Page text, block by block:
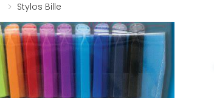
Stylos Bille